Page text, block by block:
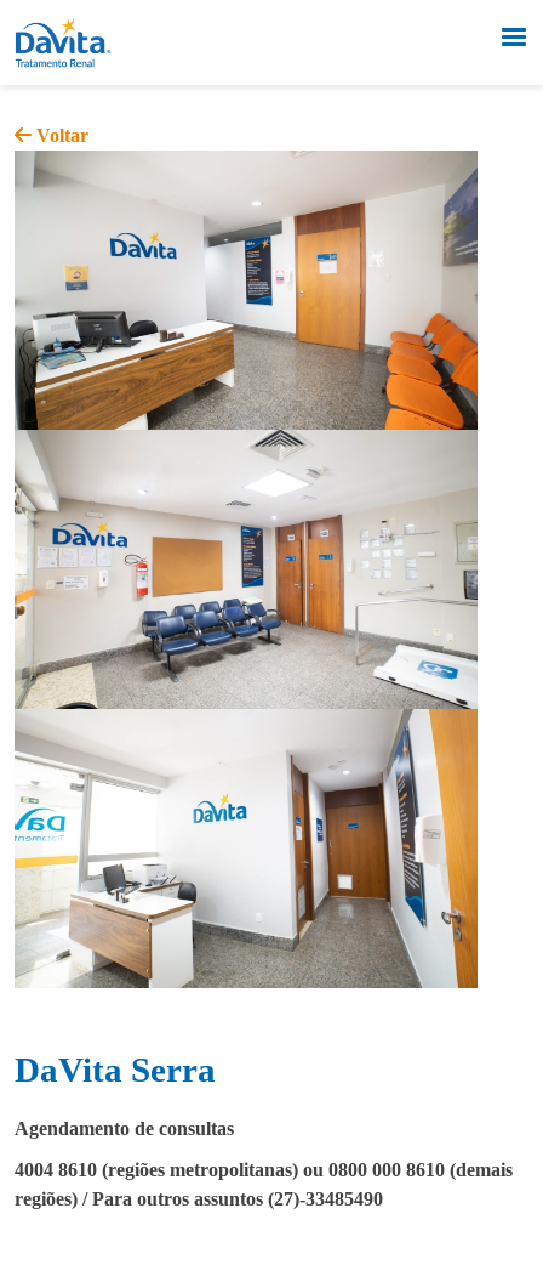
Voltar
DaVita Serra
Agendamento de consultas
4004 8610 (regiões metropolitanas) ou 0800 000 8610 (demais
regiões) / Para outros assuntos (27)-33485490